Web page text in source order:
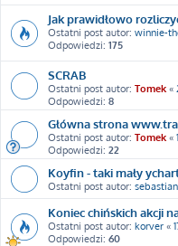
Jak prawidłowo
Ostatni post autor: winnie-
Odpowiedzi: 175
SCRAB
Ostatni post autor: Tomek «
Odpowiedzi: 8
Główna strona
Ostatni post autor: Tomek «
Odpowiedzi: 22
Koyfin - taki mały
Ostatni post autor:
Koniec chińskich akcji
Ostatni post autor: korver «
Odpowiedzi: 60